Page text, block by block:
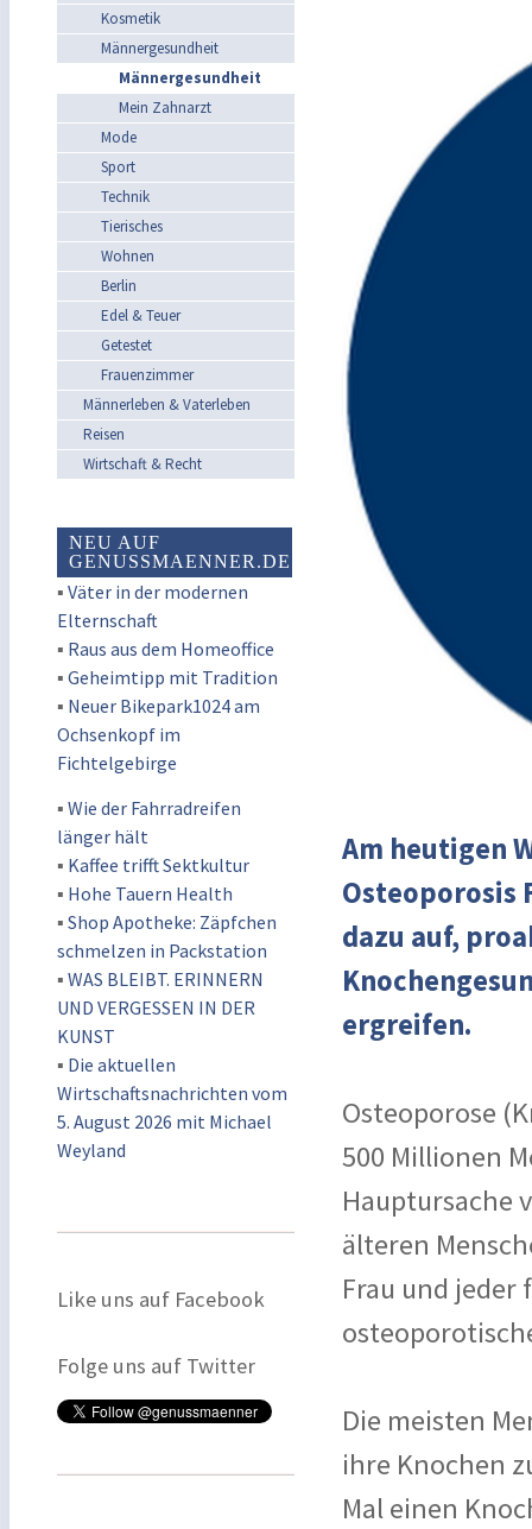
Kosmetik
Männergesundheit
Männergesundheit
Mein Zahnarzt
Mode
Sport
Technik
Tierisches
Wohnen
Berlin
Edel & Teuer
Getestet
Frauenzimmer
Männerleben & Vaterleben
Reisen
Wirtschaft & Recht
NEU AUF
GENUSSMAENNER.DE
▪ Väter in der modernen
Elternschaft
▪ Raus aus dem Homeoffice
▪ Geheimtipp mit Tradition
▪ Neuer Bikepark1024 am
Ochsenkopf im
Fichtelgebirge
▪ Wie der Fahrradreifen
länger hält
▪ Kaffee trifft Sektkultur
▪ Hohe Tauern Health
▪ Shop Apotheke: Zäpfchen
schmelzen in Packstation
▪ WAS BLEIBT. ERINNERN
UND VERGESSEN IN DER
KUNST
▪ Die aktuellen
Wirtschaftsnachrichten vom
5. August 2026 mit Michael
Weyland
Like uns auf Facebook
Folge uns auf Twitter
Am heutigen
Osteoporosis
dazu auf,
ergreifen.
Osteoporose
500 Millionen
Hauptursache
älteren
Frau und
Die meisten
ihre Knochen
Mal einen